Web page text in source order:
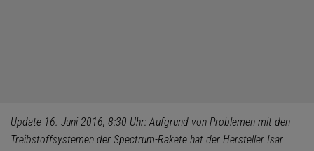
Update 16. Juni 2016, 8:30 Uhr: Aufgrund von Problemen mit den
Treibstoffsystemen der Spectrum-Rakete hat der Hersteller Isar